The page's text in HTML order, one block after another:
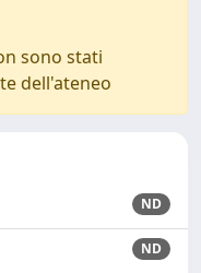
sono stati
dell'ateneo
ND
ND